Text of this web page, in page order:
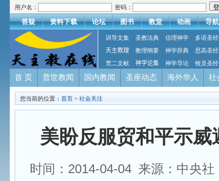
用户名： 密码：
答疑 资料下载 论坛 图书 教堂 动画 导航
训导文集 圣教法典 信理神学
多语圣经
天主教理
教理纲要 神学辞典
思高圣经
梵二文献
神学论集 神学导论 牧灵圣经
首 页 普世教闻 国内教闻 圣座动态 海外华人 社
您当前的位置： 首页 > 社会关注
美盼反服贸和平示威
时间：2014-04-04 来源：中央